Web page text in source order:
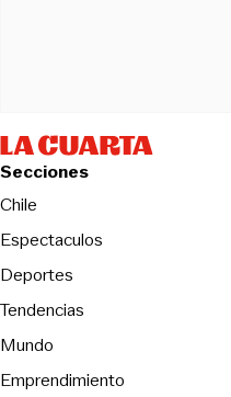
Secciones
Chile
Espectaculos
Deportes
Tendencias
Mundo
Emprendimiento